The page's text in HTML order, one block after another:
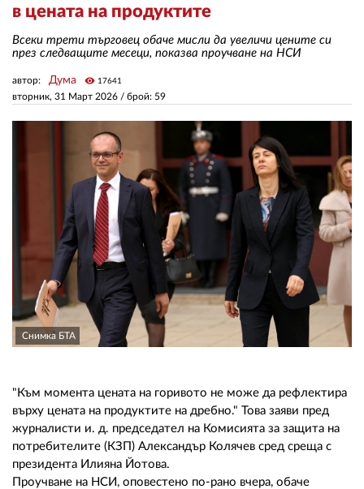
Снимка БТА
в цената на продуктите
Всеки трети търговец обаче мисли да увеличи цените си
през следващите месеци, показва проучване на НСИ
вторник, 31 Март 2026 / брой: 59
автор: Дума visibility 17641
"Към момента цената на горивото не може да рефлектира
върху цената на продуктите на дребно." Това заяви пред
журналисти и. д. председател на Комисията за защита на
потребителите (КЗП) Александър Колячев сред среща с
президента Илияна Йотова.
Проучване на НСИ, оповестено по-рано вчера, обаче
ЗА НАС
КОНТАКТИ
РЕКЛАМА
УСЛОВИЯ ЗА ПОЛЗВАНЕ
ПОЛИТИКА ЗА БИСКВИТКИТЕ
ПОЛИТИКАТА ЗА
ПОВЕРИТЕЛНОСТ